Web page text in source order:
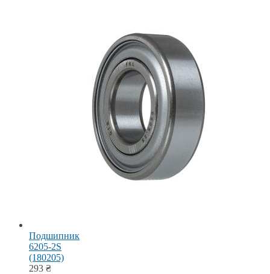
Подшипник
6205-2S
(180205)
293 ₴